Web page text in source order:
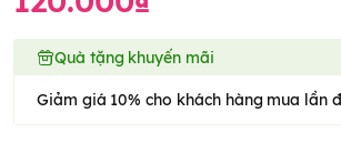
Quà tặng khuyến mãi
Giảm giá 10% cho khách hàng mua lần